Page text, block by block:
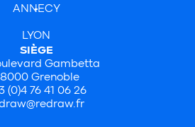
ANNECY
LYON
SIÈGE
Gambetta
Grenoble
(0)4 76 41 06 26